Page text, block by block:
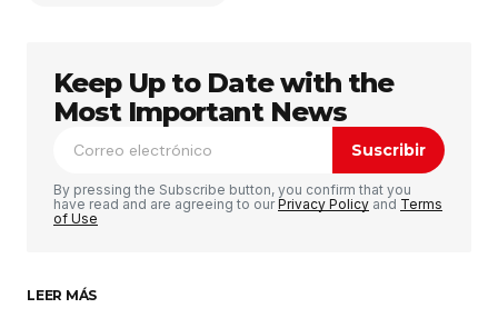
Tu dirección de correo electrónico no será
publicada. Los campos obligatorios están
marcados con *
Comentario *
Keep Up to Date with the
Most Important News
Suscribir
By pressing the Subscribe button, you confirm that you
have read and are agreeing to ourPrivacy Policy and Terms
of Use
LEER MÁS